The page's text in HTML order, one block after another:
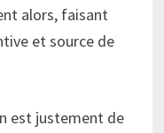
alors, faisant
et source de
est justement de